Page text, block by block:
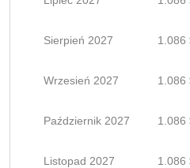
Sierpień 2027 1.086
Wrzesień 2027 1.086
Październik 2027 1.086
Listopad 2027 1.086